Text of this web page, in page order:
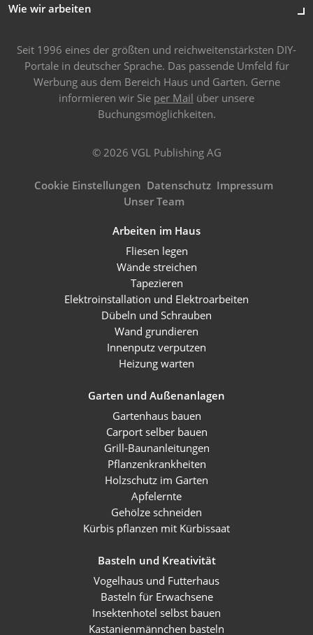
Wie wir arbeiten
Seit 1996 eines der größten und reichweitenstärksten DIY-
Portale in deutscher Sprache. Das passende Umfeld für
Werbung aus dem Bereich Haus und Garten. Gerne
informieren wir Sie per Mail über unsere
Buchungsmöglichkeiten.
© 2026 VGL Publishing AG
Cookie Einstellungen Datenschutz Impressum
Unser Team
Arbeiten im Haus
Fliesen legen
Wände streichen
Tapezieren
Elektroinstallation und Elektroarbeiten
Dübeln und Schrauben
Wand grundieren
Innenputz verputzen
Heizung warten
Garten und Außenanlagen
Gartenhaus bauen
Carport selber bauen
Grill-Baunanleitungen
Pflanzenkrankheiten
Holzschutz im Garten
Apfelernte
Gehölze schneiden
Kürbis pflanzen mit Kürbissaat
Basteln und Kreativität
Vogelhaus und Futterhaus
Basteln für Erwachsene
Insektenhotel selbst bauen
Kastanienmännchen basteln